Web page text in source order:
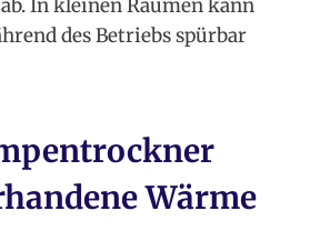
In kleinen Räumen kann
des Betriebs spürbar
Wärme